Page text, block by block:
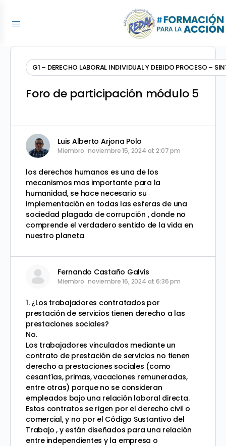
G1 – DERECHO LABORAL INDIVIDUAL Y DEBIDO PROCESO –
Foro de participación módulo 5
Luis Alberto Arjona Polo
Miembro noviembre 15, 2024 at 2:07 pm
los derechos humanos es una de los
mecanismos mas importante para la
humanidad, se hace necesario su
implementación en todas las esferas de una
sociedad plagada de corrupción , donde no
comprende el verdadero sentido de la vida en
nuestro planeta
Fernando Castaño Galvis
Miembro noviembre 16, 2024 at 6:36 pm
1. ¿Los trabajadores contratados por
prestación de servicios tienen derecho a las
prestaciones sociales?
No.
Los trabajadores vinculados mediante un
contrato de prestación de servicios no tienen
derecho a prestaciones sociales (como
cesantías, primas, vacaciones remuneradas,
entre otras) porque no se consideran
empleados bajo una relación laboral directa.
Estos contratos se rigen por el derecho civil o
comercial, y no por el Código Sustantivo del
Trabajo , y están diseñados para una relación
entre independientes y la empresa o